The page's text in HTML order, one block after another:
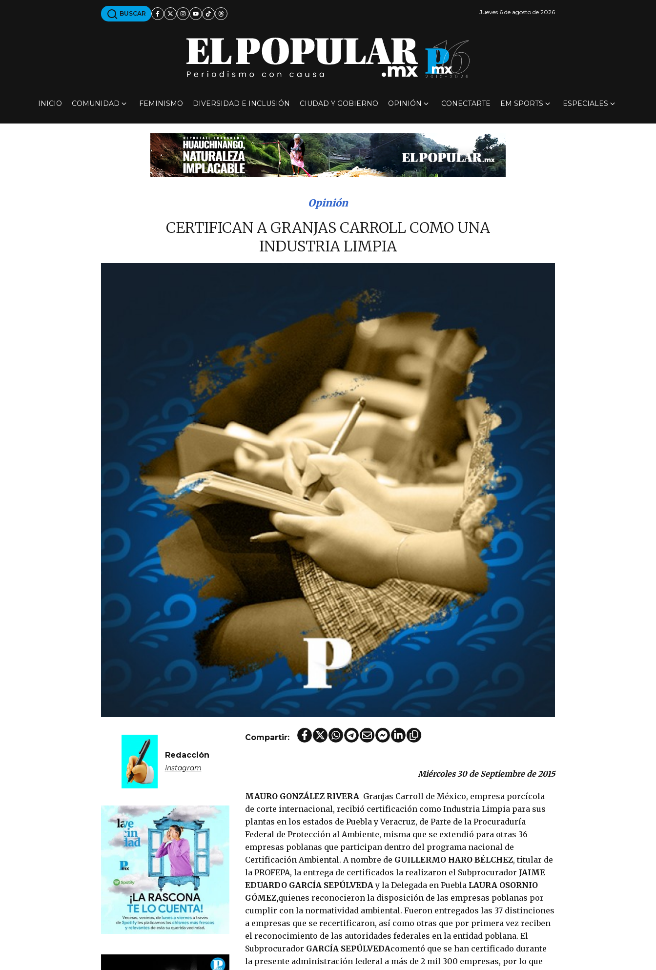
BUSCAR Jueves 6 de agosto de 2026
INICIO COMUNIDAD FEMINISMO DIVERSIDAD E INCLUSIÓN CIUDAD Y GOBIERNO OPINIÓN CONECTARTE EM SPORTS ESPECIALES
Opinión
CERTIFICAN A GRANJAS CARROLL COMO UNA
INDUSTRIA LIMPIA
Redacción
Instagram
Compartir:
Miércoles 30 de Septiembre de 2015
MAURO GONZÁLEZ RIVERA Granjas Carroll de México, empresa porcícola
de corte internacional, recibió certificación como Industria Limpia para sus
plantas en los estados de Puebla y Veracruz, de Parte de la Procuraduría
Federal de Protección al Ambiente, misma que se extendió para otras 36
empresas poblanas que participan dentro del programa nacional de
Certificación Ambiental. A nombre de GUILLERMO HARO BÉLCHEZ, titular de
la PROFEPA, la entrega de certificados la realizaron el Subprocurador JAIME
EDUARDO GARCÍA SEPÚLVEDAy la Delegada en Puebla LAURA OSORNIO
GÓMEZ,quienes reconocieron la disposición de las empresas poblanas por
cumplir con la normatividad ambiental. Fueron entregados las 37 distinciones
a empresas que se recertificaron, así como otras que por primera vez reciben
el reconocimiento de las autoridades federales en la entidad poblana. El
Subprocurador GARCÍA SEPÚLVEDAcomentó que se han certificado durante
la presente administración federal a más de 2 mil 300 empresas, por lo que